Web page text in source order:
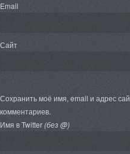
Email
Сайт
Сохранить моё имя, email и адрес
комментариев.
Имя в Twitter(без @)